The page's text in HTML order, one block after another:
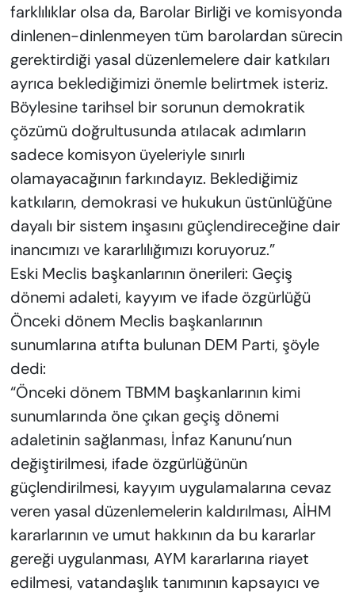
farklılıklar olsa da, Barolar Birliği ve komisyonda
dinlenen-dinlenmeyen tüm barolardan sürecin
gerektirdiği yasal düzenlemelere dair katkıları
ayrıca beklediğimizi önemle belirtmek isteriz.
Böylesine tarihsel bir sorunun demokratik
çözümü doğrultusunda atılacak adımların
sadece komisyon üyeleriyle sınırlı
olamayacağının farkındayız. Beklediğimiz
katkıların, demokrasi ve hukukun üstünlüğüne
dayalı bir sistem inşasını güçlendireceğine dair
inancımızı ve kararlılığımızı koruyoruz.”
Eski Meclis başkanlarının önerileri: Geçiş
dönemi adaleti, kayyım ve ifade özgürlüğü
Önceki dönem Meclis başkanlarının
sunumlarına atıfta bulunan DEM Parti, şöyle
dedi:
“Önceki dönem TBMM başkanlarının kimi
sunumlarında öne çıkan geçiş dönemi
adaletinin sağlanması, İnfaz Kanunu’nun
değiştirilmesi, ifade özgürlüğünün
güçlendirilmesi, kayyım uygulamalarına cevaz
veren yasal düzenlemelerin kaldırılması, AİHM
kararlarının ve umut hakkının da bu kararlar
gereği uygulanması, AYM kararlarına riayet
edilmesi, vatandaşlık tanımının kapsayıcı ve